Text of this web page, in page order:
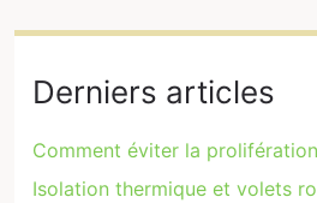
Derniers articles
Comment éviter la
Isolation thermique et volets